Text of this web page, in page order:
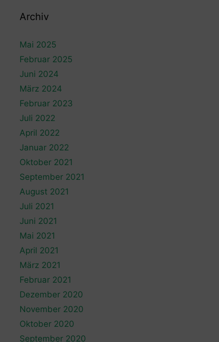
Archiv
Mai 2025
Februar 2025
Juni 2024
März 2024
Februar 2023
Juli 2022
April 2022
Januar 2022
Oktober 2021
September 2021
August 2021
Juli 2021
Juni 2021
Mai 2021
April 2021
März 2021
Februar 2021
Dezember 2020
November 2020
Oktober 2020
September 2020